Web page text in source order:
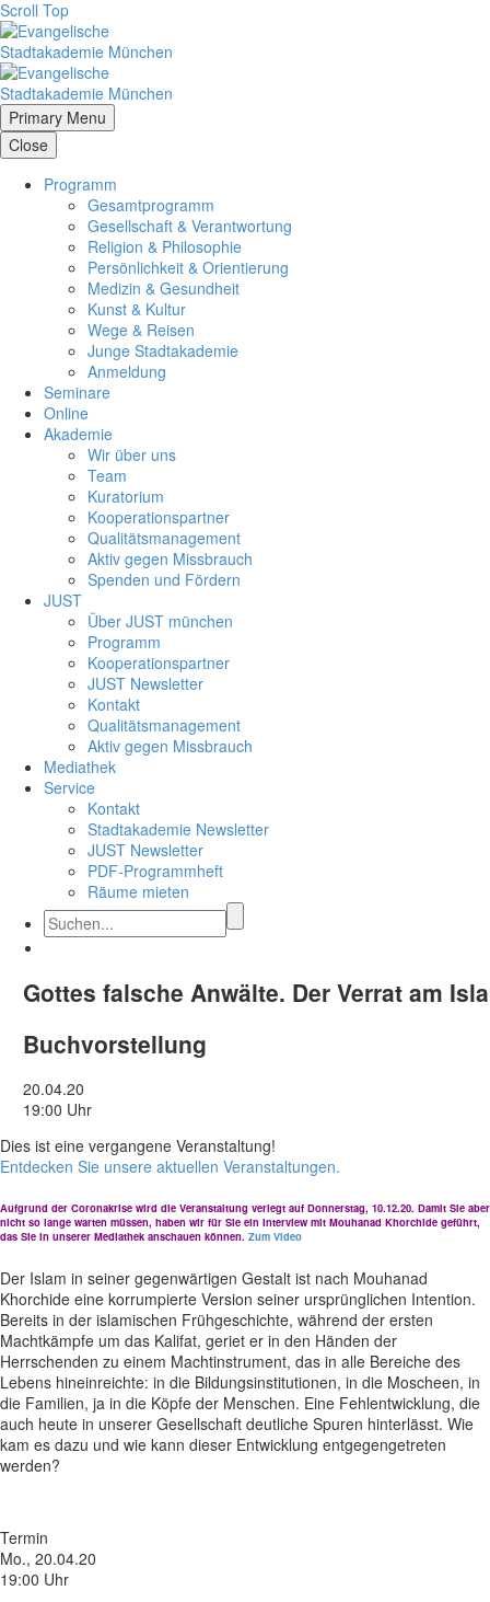
Scroll Top
Primary Menu
Close
Programm
Gesamtprogramm
Gesellschaft & Verantwortung
Religion & Philosophie
Persönlichkeit & Orientierung
Medizin & Gesundheit
Kunst & Kultur
Wege & Reisen
Junge Stadtakademie
Anmeldung
Seminare
Online
Akademie
Wir über uns
Team
Kuratorium
Kooperationspartner
Qualitätsmanagement
Aktiv gegen Missbrauch
Spenden und Fördern
JUST
Über JUST münchen
Programm
Kooperationspartner
JUST Newsletter
Kontakt
Qualitätsmanagement
Aktiv gegen Missbrauch
Mediathek
Service
Kontakt
Stadtakademie Newsletter
JUST Newsletter
PDF-Programmheft
Räume mieten
Gottes falsche Anwälte. Der Verrat am
Buchvorstellung
20.04.20
19:00 Uhr
Dies ist eine vergangene Veranstaltung!
Entdecken Sie unsere aktuellen Veranstaltungen.
Aufgrund der Coronakrise wird die Veranstaltung verlegt auf Donnerstag, 10.12.20. Damit Sie aber
nicht so lange warten müssen, haben wir für Sie ein Interview mit Mouhanad Khorchide geführt,
das Sie in unserer Mediathek anschauen können. Zum Video
Der Islam in seiner gegenwärtigen Gestalt ist nach Mouhanad
Khorchide eine korrumpierte Version seiner ursprünglichen Intention.
Bereits in der islamischen Frühgeschichte, während der ersten
Machtkämpfe um das Kalifat, geriet er in den Händen der
Herrschenden zu einem Machtinstrument, das in alle Bereiche des
Lebens hineinreichte: in die Bildungsinstitutionen, in die Moscheen, in
die Familien, ja in die Köpfe der Menschen. Eine Fehlentwicklung, die
auch heute in unserer Gesellschaft deutliche Spuren hinterlässt. Wie
kam es dazu und wie kann dieser Entwicklung entgegengetreten
werden?
Termin
Mo., 20.04.20
19:00 Uhr